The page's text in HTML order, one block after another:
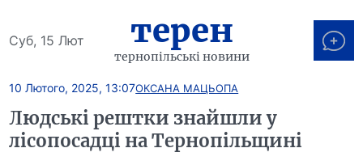
Суб, 15 Лют терен
тернопільські новини
10 Лютого, 2025, 13:07ОКСАНА МАЦЬОПА
Людські рештки знайшли у
лісопосадці на Тернопільщині